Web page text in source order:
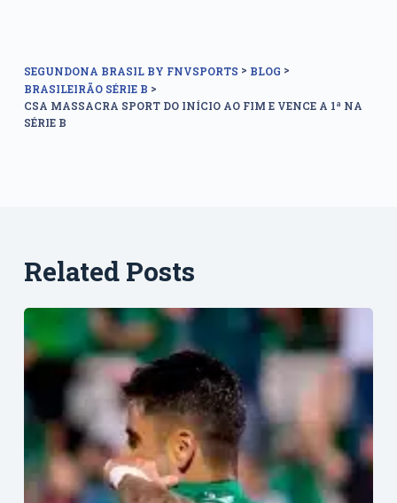
SEGUNDONA BRASIL BY FNVSPORTS > BLOG >
BRASILEIRÃO SÉRIE B >
CSA MASSACRA SPORT DO INÍCIO AO FIM E VENCE A 1ª NA
SÉRIE B
Related Posts